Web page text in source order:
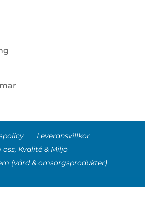
Leveransvillkor
oss, Kvalité & Miljö
(vård & omsorgsprodukter)